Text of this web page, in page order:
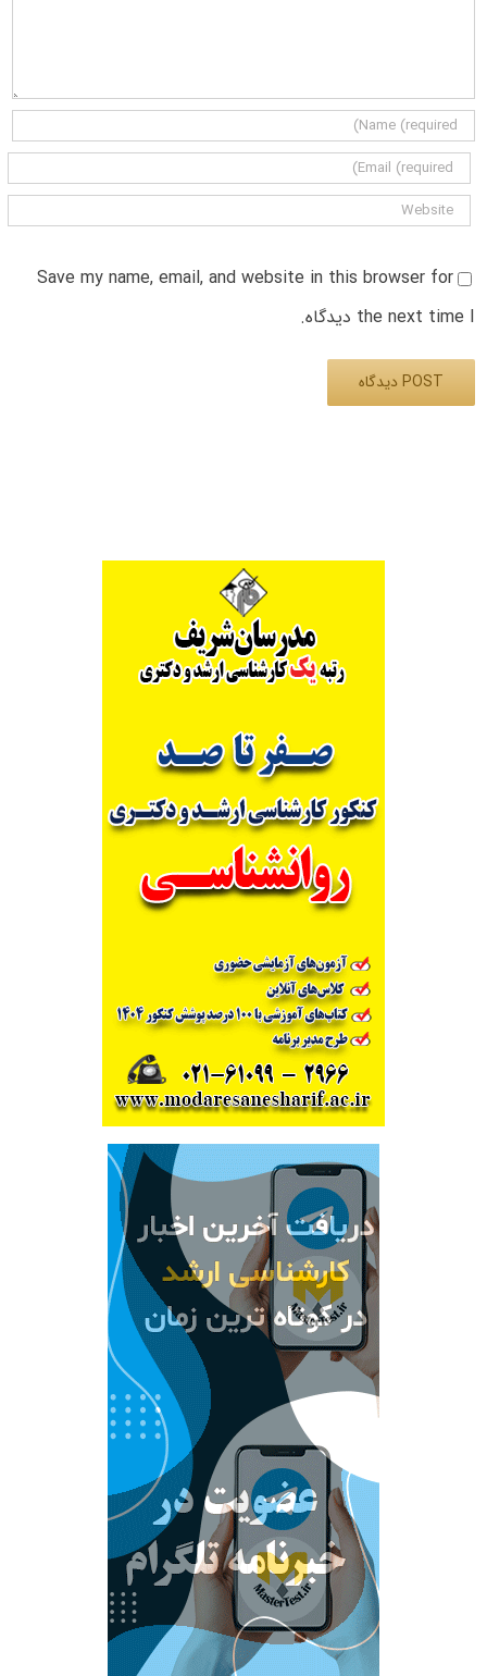
Save my name, email, and website in this browser for
the next time I دیدگاه.